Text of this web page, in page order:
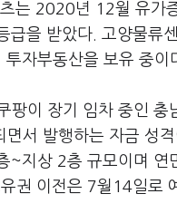
츠는 2020년 12월 유가
급을 받았다. 고양물류
자부동산을 보유 중이
팡이 장기 임차 중인
면서 발행하는 자금 성
~지상 2층 규모이며
권 이전은 7월14일로